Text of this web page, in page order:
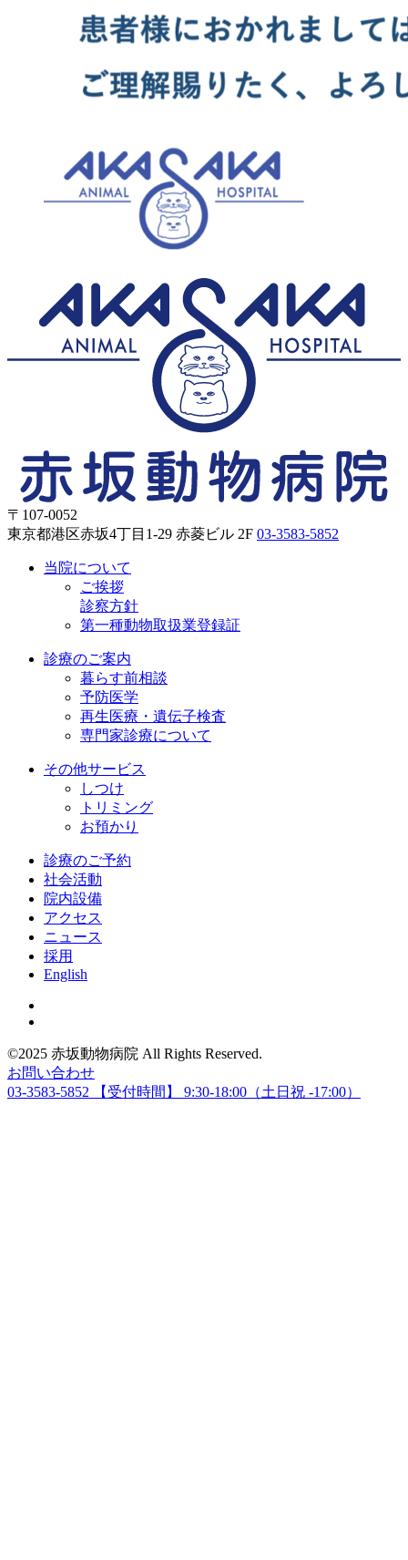
〒107-0052
東京都港区赤坂4丁目1-29 赤菱ビル 2F 03-3583-5852
当院について
ご挨拶
診察方針
第一種動物取扱業登録証
診療のご案内
暮らす前相談
予防医学
再生医療・遺伝子検査
専門家診療について
その他サービス
しつけ
トリミング
お預かり
診療のご予約
社会活動
院内設備
アクセス
ニュース
採用
English
©2025 赤坂動物病院 All Rights Reserved.
お問い合わせ
03-3583-5852
【受付時間】 9:30-18:00（土日祝 -17:00）